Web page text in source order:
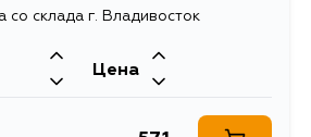
Тяга стабилизатора
AIRTREK/OUTLANDER
RH/ Передний
FORTIS/EVOLUTION 99
со склада г. Владивосток
Цена